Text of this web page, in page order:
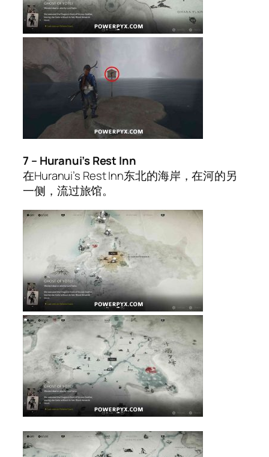
7 – Huranui’s Rest Inn
在Huranui’s Rest Inn东北的海岸，在河的另
一侧，流过旅馆。